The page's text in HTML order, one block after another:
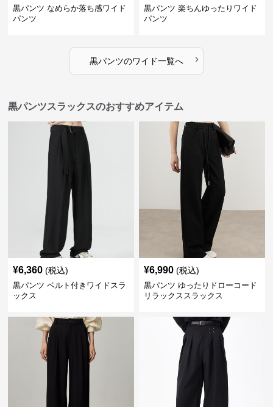
黒パンツ なめらか落ち感ワイド
パンツ
黒パンツ 楽ちんゆったりワイド
パンツ
黒パンツのワイド一覧へ ›
黒パンツスラックスのおすすめアイテム
¥6,360 (税込)
黒パンツ ベルト付きワイドスラ
ックス
¥6,990 (税込)
黒パンツ ゆったりドローコード
リラックススラックス